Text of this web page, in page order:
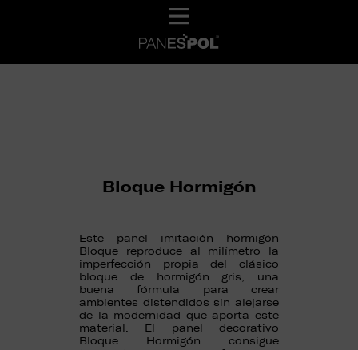
Bloque Hormigón
Este panel imitación hormigón
Bloque reproduce al milímetro la
imperfección propia del clásico
bloque de hormigón gris, una
buena fórmula para crear
ambientes distendidos sin alejarse
de la modernidad que aporta este
material. El panel decorativo
Bloque Hormigón consigue